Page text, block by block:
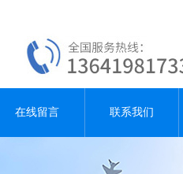
在线留言 联系我们